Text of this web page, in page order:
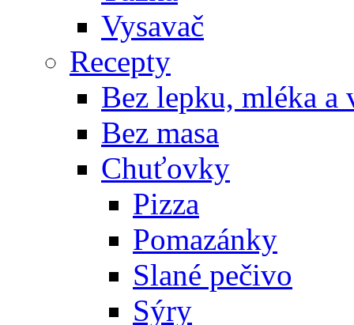
Vysavač
Recepty
Bez lepku, mléka a
Bez masa
Chuťovky
Pizza
Pomazánky
Slané pečivo
Sýry